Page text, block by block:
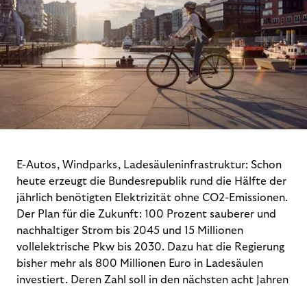
E-Autos, Windparks, Ladesäuleninfrastruktur: Schon
heute erzeugt die Bundesrepublik rund die Hälfte der
jährlich benötigten Elektrizität ohne CO2-Emissionen.
Der Plan für die Zukunft: 100 Prozent sauberer und
nachhaltiger Strom bis 2045 und 15 Millionen
vollelektrische Pkw bis 2030. Dazu hat die Regierung
bisher mehr als 800 Millionen Euro in Ladesäulen
investiert. Deren Zahl soll in den nächsten acht Jahren